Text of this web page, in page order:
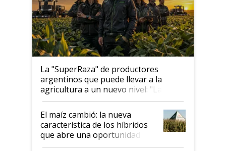
La "SuperRaza" de productores
argentinos que puede llevar a la
agricultura a un nuevo nivel: "Las
posibilidades de crecimiento son
infinitas"
El maíz cambió: la nueva
característica de los híbridos
que abre una oportunidad en
el lote